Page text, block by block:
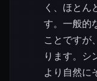
く、ほとん
す。一般的
ことですが
ります。シ
より自然に